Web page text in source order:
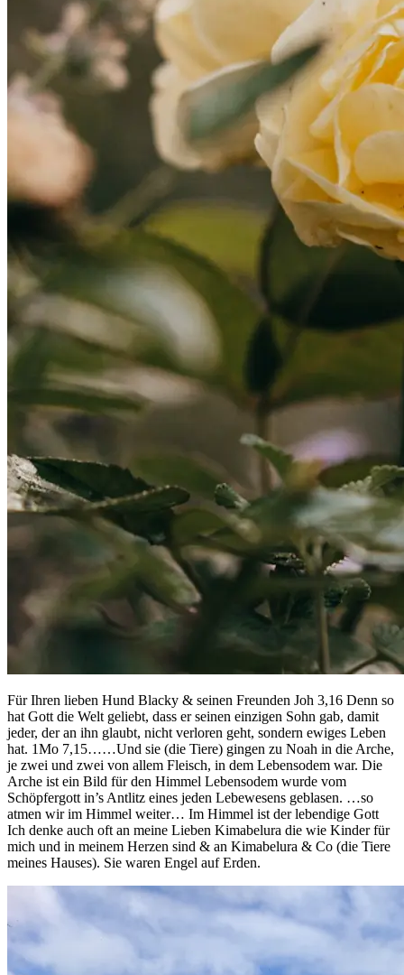
Für Ihren lieben Hund Blacky & seinen Freunden Joh 3,16 Denn so
hat Gott die Welt geliebt, dass er seinen einzigen Sohn gab, damit
jeder, der an ihn glaubt, nicht verloren geht, sondern ewiges Leben
hat. 1Mo 7,15……Und sie (die Tiere) gingen zu Noah in die Arche,
je zwei und zwei von allem Fleisch, in dem Lebensodem war. Die
Arche ist ein Bild für den Himmel Lebensodem wurde vom
Schöpfergott in’s Antlitz eines jeden Lebewesens geblasen. …so
atmen wir im Himmel weiter… Im Himmel ist der lebendige Gott
Ich denke auch oft an meine Lieben Kimabelura die wie Kinder für
mich und in meinem Herzen sind & an Kimabelura & Co (die Tiere
meines Hauses). Sie waren Engel auf Erden.